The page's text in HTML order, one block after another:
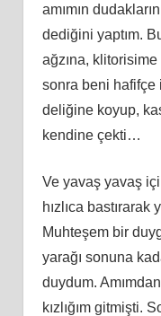
amımın
dediğini yaptım.
ağzına, klitorisime
sonra beni hafifçe
deliğine koyup,
kendine çekti…
Ve yavaş yavaş
hızlıca bastırarak
Muhteşem bir
yarağı sonuna
duydum.
kızlığım gitmişti.